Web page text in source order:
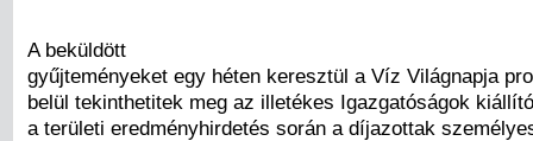
A beküldött
gyűjteményeket egy héten keresztül a Víz Világnapja
belül tekinthetitek meg az illetékes Igazgatóságok
a területi eredményhirdetés során a díjazottak